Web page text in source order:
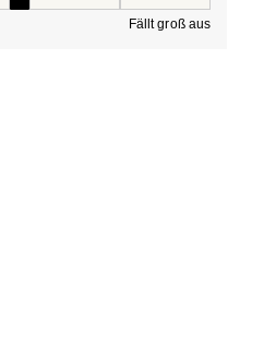
Fällt groß aus